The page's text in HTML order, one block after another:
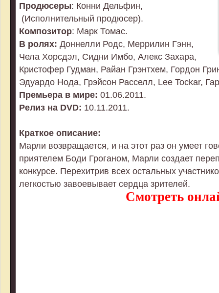
Продюсеры: Конни Дельфин,
(Исполнительный продюсер).
Композитор: Марк Томас.
В ролях: Доннелли Родс, Меррилин Гэнн,
Чела Хорсдэл, Сидни Имбо, Алекс Захара,
Кристофер Гудман, Райан Грэнтхем, Гордон
Эдуардо Нода, Грэйсон Расселл, Lee Tockar,
Премьера в мире: 01.06.2011.
Релиз на DVD: 10.11.2011.
Краткое описание:
Марли возвращается, и на этот раз он умеет
приятелем Боди Гроганом, Марли создает
конкурсе. Перехитрив всех остальных
легкостью завоевывает сердца зрителей.
Смотреть